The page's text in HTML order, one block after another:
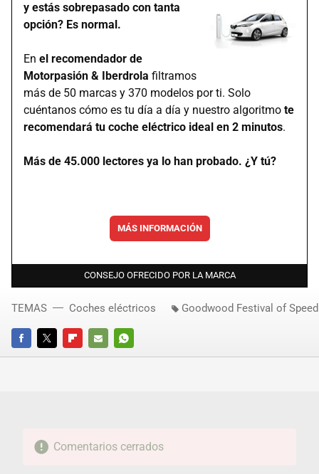
y estás sobrepasado con tanta
opción? Es normal.
En el recomendador de
Motorpasión & Iberdrola filtramos
más de 50 marcas y 370 modelos por ti. Solo
cuéntanos cómo es tu día a día y nuestro algoritmo te
recomendará tu coche eléctrico ideal en 2 minutos.
Más de 45.000 lectores ya lo han probado. ¿Y tú?
MÁS INFORMACIÓN
CONSEJO OFRECIDO POR LA MARCA
FACEBOOKTWITTERFLIPBOARD
E-
WHATSAPP
TEMAS Coches eléctricos Goodwood Festival of Speed
Comentarios cerrados